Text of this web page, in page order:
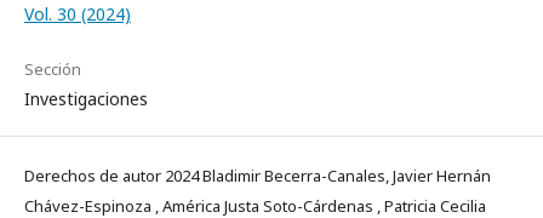
Vol. 30 (2024)
Sección
Investigaciones
Derechos de autor 2024 Bladimir Becerra-Canales, Javier Hernán
Chávez-Espinoza , América Justa Soto-Cárdenas , Patricia Cecilia